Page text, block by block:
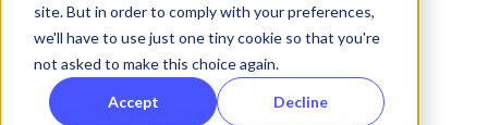
site. But in order to comply with your preferences,
we'll have to use just one tiny cookie so that you're
not asked to make this choice again.
Accept Decline
de març 28, 2023